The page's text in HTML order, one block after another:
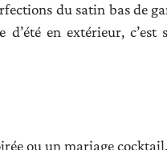
du satin bas de
en extérieur,
ou un mariage